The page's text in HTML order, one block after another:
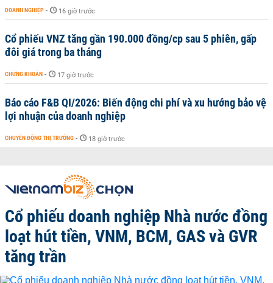
DOANH NGHIỆP - 16 giờ trước
Cổ phiếu VNZ tăng gần 190.000 đồng/cp sau 5 phiên, gấp
đôi giá trong ba tháng
CHỨNG KHOÁN - 17 giờ trước
Báo cáo F&B QI/2026: Biến động chi phí và xu hướng bảo vệ
lợi nhuận của doanh nghiệp
CHUYỂN ĐỘNG THỊ TRƯỜNG - 18 giờ trước
Cổ phiếu doanh nghiệp Nhà nước đồng
loạt hút tiền, VNM, BCM, GAS và GVR
tăng trần